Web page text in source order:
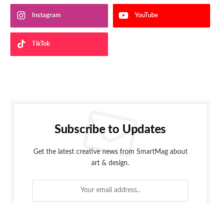
Instagram YouTube
TikTok
Subscribe to Updates
Get the latest creative news from SmartMag about
art & design.